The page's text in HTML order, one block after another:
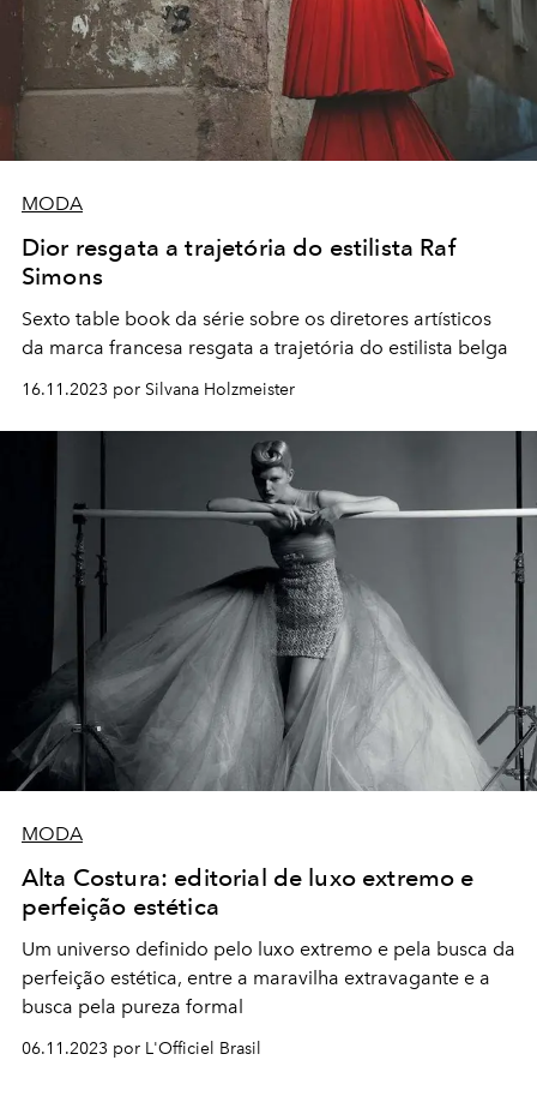
MODA
Dior resgata a trajetória do estilista Raf
Simons
Sexto table book da série sobre os diretores artísticos
da marca francesa resgata a trajetória do estilista belga
16.11.2023 por Silvana Holzmeister
MODA
Alta Costura: editorial de luxo extremo e
perfeição estética
Um universo definido pelo luxo extremo e pela busca da
perfeição estética, entre a maravilha extravagante e a
busca pela pureza formal
06.11.2023 por L'Officiel Brasil